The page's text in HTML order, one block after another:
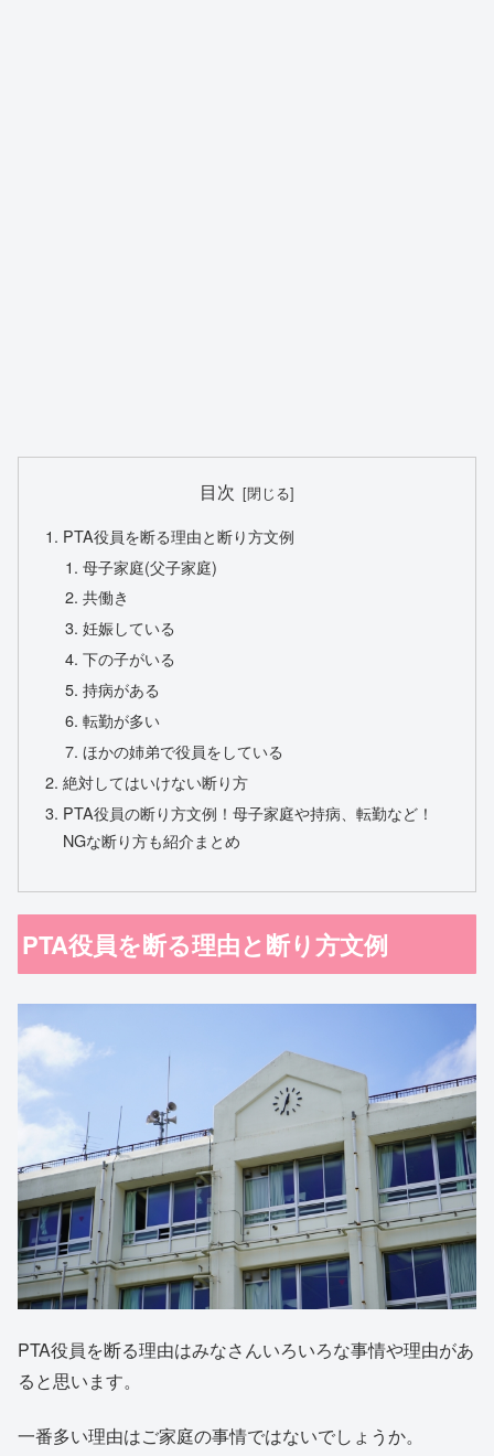
目次
PTA役員を断る理由と断り方文例
母子家庭(父子家庭)
共働き
妊娠している
下の子がいる
持病がある
転勤が多い
ほかの姉弟で役員をしている
絶対してはいけない断り方
PTA役員の断り方文例！母子家庭や持病、転勤など！
NGな断り方も紹介まとめ
PTA役員を断る理由と断り方文例
PTA役員を断る理由はみなさんいろいろな事情や理由があ
ると思います。
一番多い理由はご家庭の事情ではないでしょうか。